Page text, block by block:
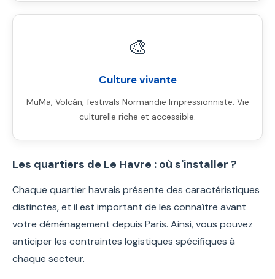
🎨
Culture vivante
MuMa, Volcán, festivals Normandie Impressionniste. Vie
culturelle riche et accessible.
Les quartiers de Le Havre : où s'installer ?
Chaque quartier havrais présente des caractéristiques
distinctes, et il est important de les connaître avant
votre déménagement depuis Paris. Ainsi, vous pouvez
anticiper les contraintes logistiques spécifiques à
chaque secteur.